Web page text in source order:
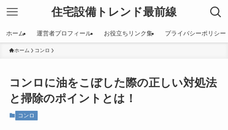
住宅設備トレンド最前線
ホーム 運営者プロフィール お役立ちリンク集 プライバシーポリシー
ホーム コンロ
コンロに油をこぼした際の正しい対処法
と掃除のポイントとは！
コンロ